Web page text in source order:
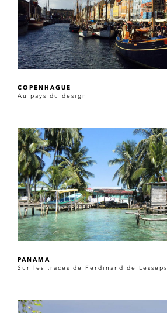
COPENHAGUE
Au pays du design
PANAMA
Sur les traces de Ferdinand de Lesseps